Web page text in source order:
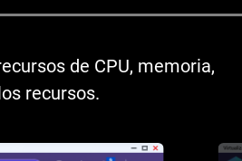
de CPU, memoria,
recursos.